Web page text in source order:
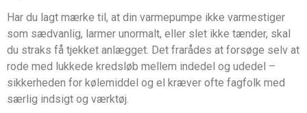
Har du lagt mærke til, at din varmepumpe ikke varmestiger
som sædvanlig, larmer unormalt, eller slet ikke tænder, skal
du straks få tjekket anlægget. Det frarådes at forsøge selv at
rode med lukkede kredsløb mellem indedel og udedel –
sikkerheden for kølemiddel og el kræver ofte fagfolk med
særlig indsigt og værktøj.